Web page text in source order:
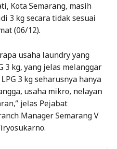
Kota Semarang, masih
3 kg secara tidak sesuai
(06/12).
usaha laundry yang
3 kg, yang jelas melanggar
3 kg seharusnya hanya
usaha mikro, nelayan
jelas Pejabat
Manager Semarang V